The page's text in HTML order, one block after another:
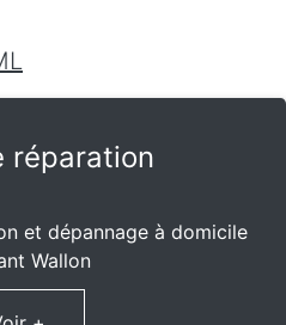
réparation
et dépannage à domicile
Wallon